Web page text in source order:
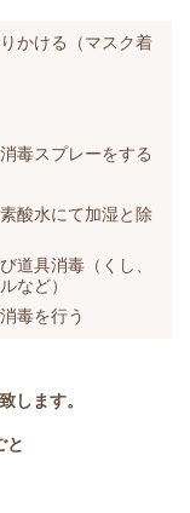
かける（マスク着
毒スプレーをする
酸水にて加湿と除
道具消毒（くし、
など）
毒を行う
します。